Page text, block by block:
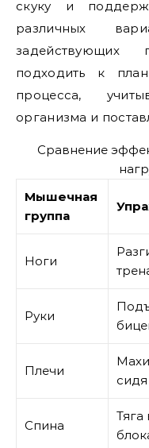
скуку и
различных
задействующих
подходить к
процесса,
организма и
Сравнение
Мышечная
группа
Ноги
Руки
Плечи
сидя
Спина
Тяга